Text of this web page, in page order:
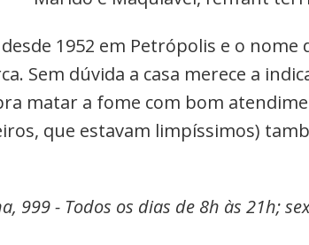
1952 em Petrópolis e o nome
Sem dúvida a casa merece a
matar a fome com bom
que estavam limpíssimos)
999 - Todos os dias de 8h às 21h;